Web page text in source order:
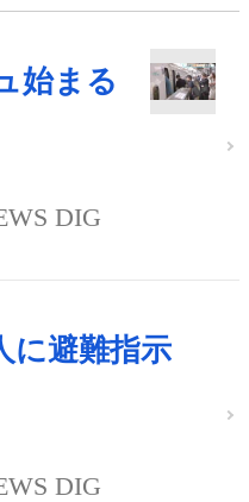
始まる
DIG
に避難指示
DIG